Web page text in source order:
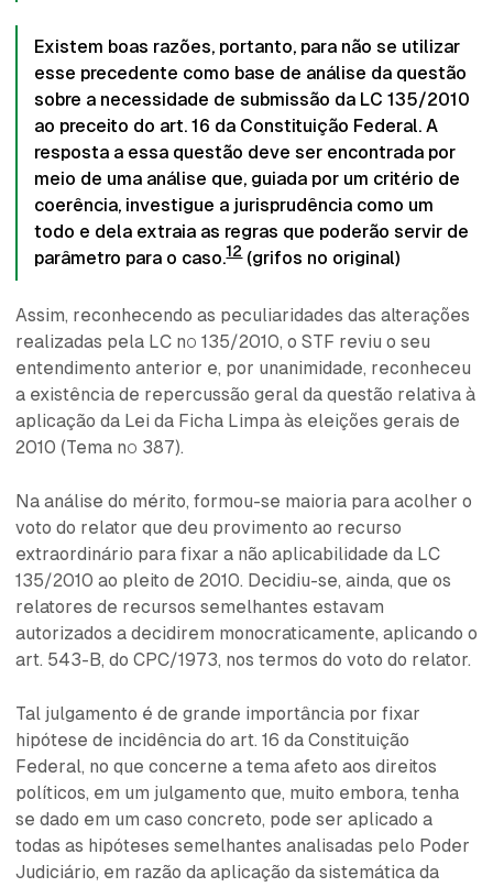
Existem boas razões, portanto, para não se utilizar
esse precedente como base de análise da questão
sobre a necessidade de submissão da LC 135/2010
ao preceito do art. 16 da Constituição Federal. A
resposta a essa questão deve ser encontrada por
meio de uma análise que, guiada por um critério de
coerência, investigue a jurisprudência como um
todo e dela extraia as regras que poderão servir de
parâmetro para o caso.12(grifos no original)
Assim, reconhecendo as peculiaridades das alterações
realizadas pela LC nº 135/2010, o STF reviu o seu
entendimento anterior e, por unanimidade, reconheceu
a existência de repercussão geral da questão relativa à
aplicação da Lei da Ficha Limpa às eleições gerais de
2010 (Tema nº 387).
Na análise do mérito, formou-se maioria para acolher o
voto do relator que deu provimento ao recurso
extraordinário para fixar a não aplicabilidade da LC
135/2010 ao pleito de 2010. Decidiu-se, ainda, que os
relatores de recursos semelhantes estavam
autorizados a decidirem monocraticamente, aplicando o
art. 543-B, do CPC/1973, nos termos do voto do relator.
Tal julgamento é de grande importância por fixar
hipótese de incidência do art. 16 da Constituição
Federal, no que concerne a tema afeto aos direitos
políticos, em um julgamento que, muito embora, tenha
se dado em um caso concreto, pode ser aplicado a
todas as hipóteses semelhantes analisadas pelo Poder
Judiciário, em razão da aplicação da sistemática da